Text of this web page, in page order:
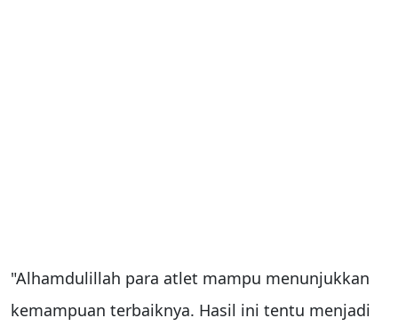
"Alhamdulillah para atlet mampu menunjukkan
kemampuan terbaiknya. Hasil ini tentu menjadi